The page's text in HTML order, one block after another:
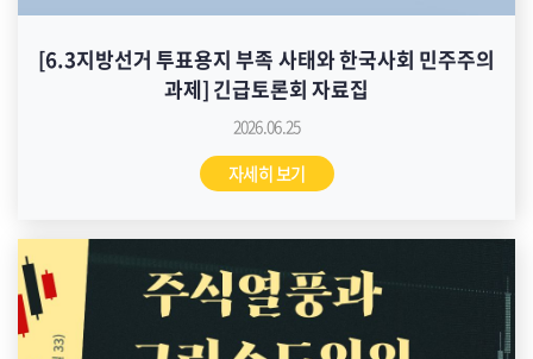
[6.3지방선거 투표용지 부족 사태와 한국사회 민주주의
과제] 긴급토론회 자료집
2026.06.25
자세히 보기